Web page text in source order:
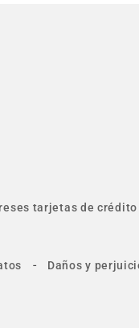
tarjetas de
- Daños y